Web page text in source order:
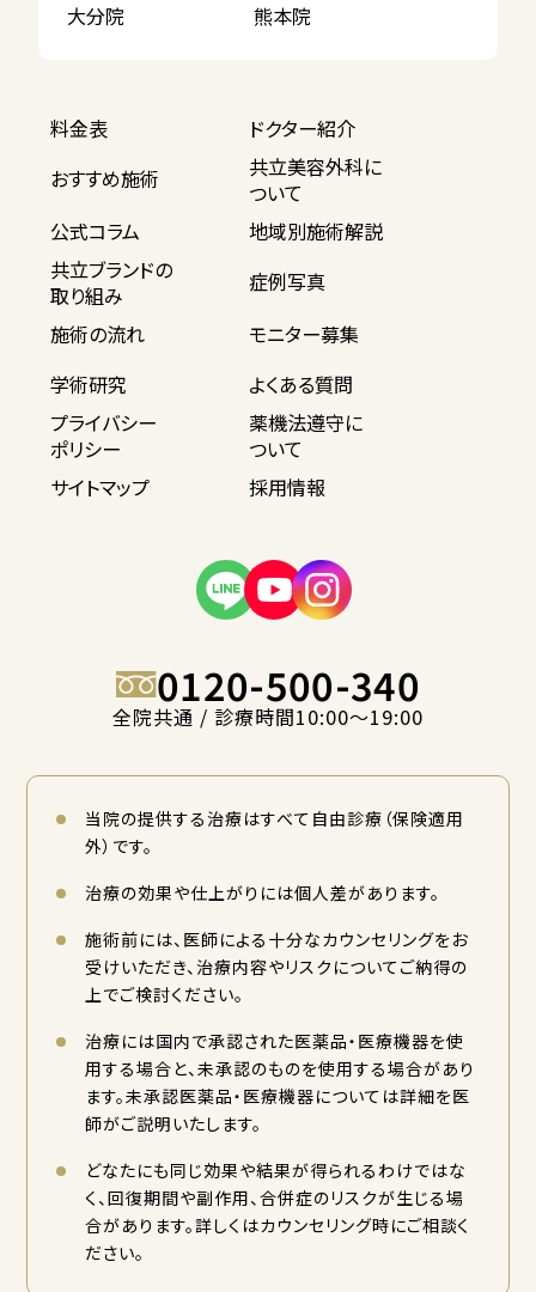
大分院 熊本院
料金表
ドクター紹介
おすすめ施術
共立美容外科に
ついて
公式コラム
地域別施術解説
共立ブランドの
取り組み
症例写真
施術の流れ
モニター募集
学術研究
よくある質問
プライバシー
ポリシー
薬機法遵守に
ついて
サイトマップ
採用情報
0120-500-340
全院共通 / 診療時間10:00〜19:00
当院の提供する治療はすべて自由診療（保険適用
外）です。
治療の効果や仕上がりには個人差があります。
施術前には、医師による十分なカウンセリングをお
受けいただき、治療内容やリスクについてご納得の
上でご検討ください。
治療には国内で承認された医薬品・医療機器を使
用する場合と、未承認のものを使用する場合があり
ます。未承認医薬品・医療機器については詳細を医
師がご説明いたします。
どなたにも同じ効果や結果が得られるわけではな
く、回復期間や副作用、合併症のリスクが生じる場
合があります。詳しくはカウンセリング時にご相談く
ださい。